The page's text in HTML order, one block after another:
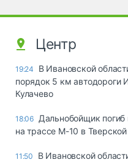
Центр
19:24
В Ивановской
порядок 5 км автодороги
Кулачево
18:06 Дальнобойщик
на трассе М-10 в Тверской
11:50
В Ивановской